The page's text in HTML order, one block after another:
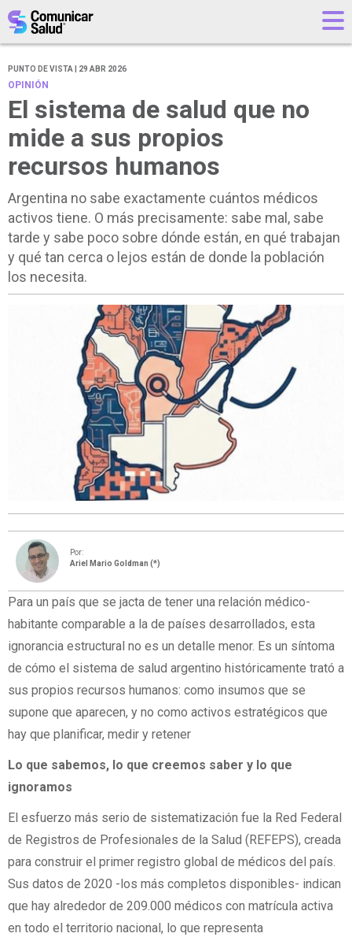
PUNTO DE VISTA | 29 ABR 2026
OPINIÓN
El sistema de salud que no
mide a sus propios
recursos humanos
Argentina no sabe exactamente cuántos médicos
activos tiene. O más precisamente: sabe mal, sabe
tarde y sabe poco sobre dónde están, en qué trabajan
y qué tan cerca o lejos están de donde la población
los necesita.
Por:
Ariel Mario Goldman (*)
Para un país que se jacta de tener una relación médico-
habitante comparable a la de países desarrollados, esta
ignorancia estructural no es un detalle menor. Es un síntoma
de cómo el sistema de salud argentino históricamente trató a
sus propios recursos humanos: como insumos que se
supone que aparecen, y no como activos estratégicos que
hay que planificar, medir y retener
Lo que sabemos, lo que creemos saber y lo que
ignoramos
El esfuerzo más serio de sistematización fue la Red Federal
de Registros de Profesionales de la Salud (REFEPS), creada
para construir el primer registro global de médicos del país.
Sus datos de 2020 -los más completos disponibles- indican
que hay alrededor de 209.000 médicos con matrícula activa
en todo el territorio nacional, lo que representa